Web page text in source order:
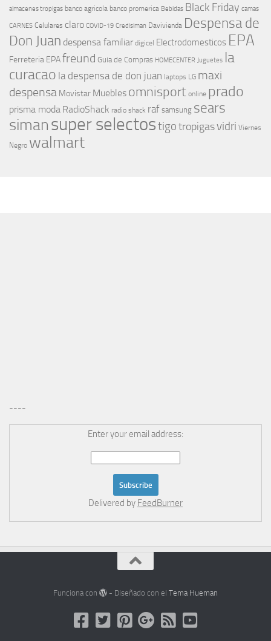
almacenes tropigas banco agricola banco promerica Bebidas Black Friday camas
CARNES Celulares claro COVID-19 Credisiman Davivienda Despensa de
Don Juan despensa familiar digicel Electrodomesticos EPA
Ferreteria EPAfreund Guia de Compras HOMECENTER Juguetes la
curacao la despensa de don juan laptops LG maxi
despensa Movistar Muebles omnisport online prado
prisma moda RadioShack radio shack raf samsung sears
simansuper selectostigotropigasvidri Viernes
Negro walmart
----
Enter your email address:
Delivered by FeedBurner
Funciona con - Diseñado con elTema Hueman